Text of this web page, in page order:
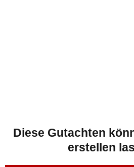
Diese Gutachten
erstellen